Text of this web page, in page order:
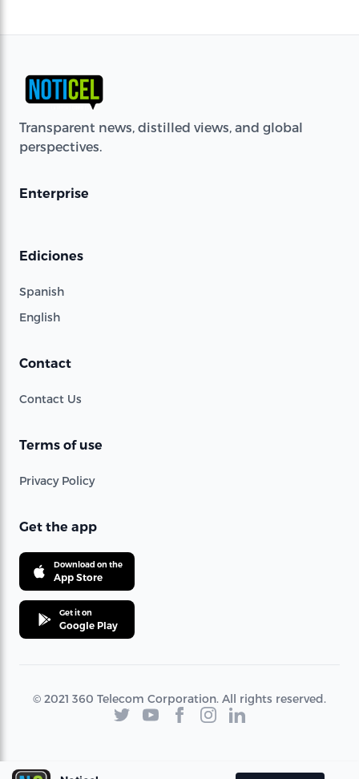
Transparent news, distilled views, and global
perspectives.
Enterprise
Ediciones
Spanish
English
Contact
Contact Us
Terms of use
Privacy Policy
Get the app
Download on the
App Store
Get it on
Google Play
© 2021 360 Telecom Corporation. All rights reserved.